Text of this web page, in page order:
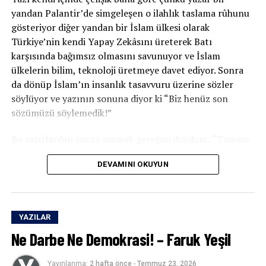
yönetilmesine kadar uzanan geniş bir alanda yeni iktidar
dili veri üzerinden kuruluyor.
Böyle bir çağda hâlâ yalnızca“İslamcılık neden
başarısız oldu?”sorusuna sıkışıp kalmak, yangın çıkan
binada duvar boyasının rengini tartışmaya benziyor!
Elbette İslamcılık eleştirilebilir, eleştirilmelidir çünkü
son yarım asır bize gösterdi ki birçok İslamcı hareket,
Devleti dönüştürmek isterken devlet tarafından
dönüştürüldü.
Adalet iddiasıyla yola çıkanlar, çoğu zaman bürokrasinin
diliyle konuşmaya başladılar, adaletin kasabı oldular.
Tevhidsöylemi, seçim söylemine; ümmetideali ise parti
sadakatine dönüştü!
yandan Palantir’de simgeleşen o ilahlık taslama rûhunu
gösteriyor diğer yandan bir İslam ülkesi olarak
Türkiye’nin kendi Yapay Zekâsını üreterek Batı
karşısında bağımsız olmasını savunuyor ve İslam
ülkelerin bilim, teknoloji üretmeye davet ediyor. Sonra
da dönüp İslam’ın insanlık tasavvuru üzerine sözler
söylüyor ve yazının sonuna diyor ki “Biz henüz son
sözümüzü söylemedik!”
son sözünüzü söylemediniz ama o son söz ne olacak?
mı? Üzerine ayetler yazılmış
duman edip tevhid bayrağını Batının Burçlarına dikmek
mi?”
Yazar, reçetesini yazıyor:
“İslam dünyası, tarihin en büyük kırılma anlarından
DEVAMINI OKUYUN
YAZILAR
Ne Darbe Ne Demokrasi! – Faruk Yeşil
Yayınlanma: 2 hafta önce - Temmuz 23, 2026